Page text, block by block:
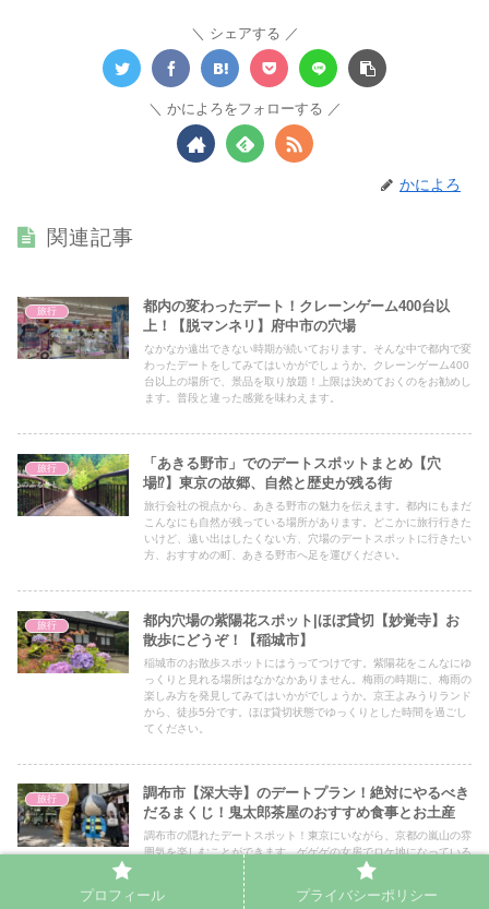
シェアする
かによろをフォローする
かによろ
関連記事
旅行
都内の変わったデート！クレーンゲーム400台以
上！【脱マンネリ】府中市の穴場
なかなか遠出できない時期が続いております。そんな中で都内で変
わったデートをしてみてはいかがでしょうか。クレーンゲーム400
台以上の場所で、景品を取り放題！上限は決めておくのをお勧めし
ます。普段と違った感覚を味わえます。
旅行
「あきる野市」でのデートスポットまとめ【穴
場⁉︎】東京の故郷、自然と歴史が残る街
旅行会社の視点から、あきる野市の魅力を伝えます。都内にもまだ
こんなにも自然が残っている場所があります。どこかに旅行行きた
いけど、遠い出はしたくない方、穴場のデートスポットに行きたい
方、おすすめの町、あきる野市へ足を運びください。
旅行
都内穴場の紫陽花スポット|ほぼ貸切【妙覚寺】お
散歩にどうぞ！【稲城市】
稲城市のお散歩スポットにはうってつけです。紫陽花をこんなにゆ
っくりと見れる場所はなかなかありません。梅雨の時期に、梅雨の
楽しみ方を発見してみてはいかがでしょうか。京王よみうりランド
から、徒歩5分です。ほぼ貸切状態でゆっくりとした時間を過ごし
てください。
旅行
調布市【深大寺】のデートプラン！絶対にやるべき
だるまくじ！鬼太郎茶屋のおすすめ食事とお土産
調布市の隠れたデートスポット！東京にいながら、京都の嵐山の雰
囲気を楽しむことができます。ゲゲゲの女房でロケ地になっている
スポットです。鬼太郎茶屋でゆっくりデートができます。だるまく
じはマストでやるべきです。
プロフィール プライバシーポリシー